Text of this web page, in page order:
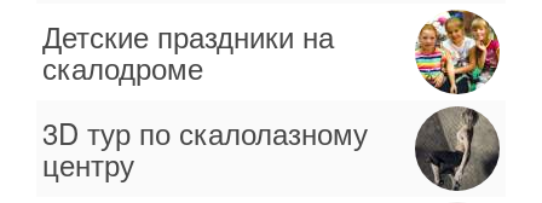
Детские праздники на
скалодроме
3D тур по скалолазному
центру